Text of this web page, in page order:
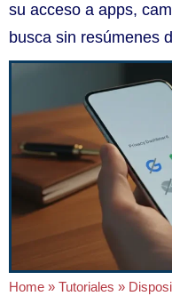
su acceso a apps,
busca sin resúmenes
Home » Tutoriales »